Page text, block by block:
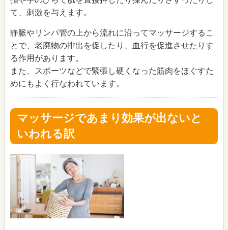
て、刺激を与えます。
静脈やリンパ管の上から流れに沿ってマッサージするこ
とで、老廃物の排出を促したり、血行を促進させたりす
る作用があります。
また、スポーツなどで緊張し硬くなった筋肉をほぐすた
めにもよく行なわれています。
マッサージであまり効果が出ないと
いわれる訳